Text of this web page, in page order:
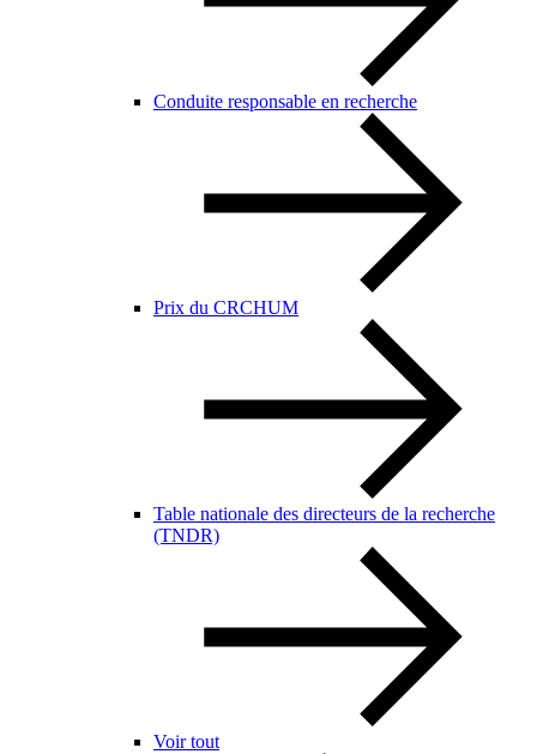
Conduite responsable en recherche
Prix du CRCHUM
Table nationale des directeurs de la recherche
(TNDR)
Voir tout